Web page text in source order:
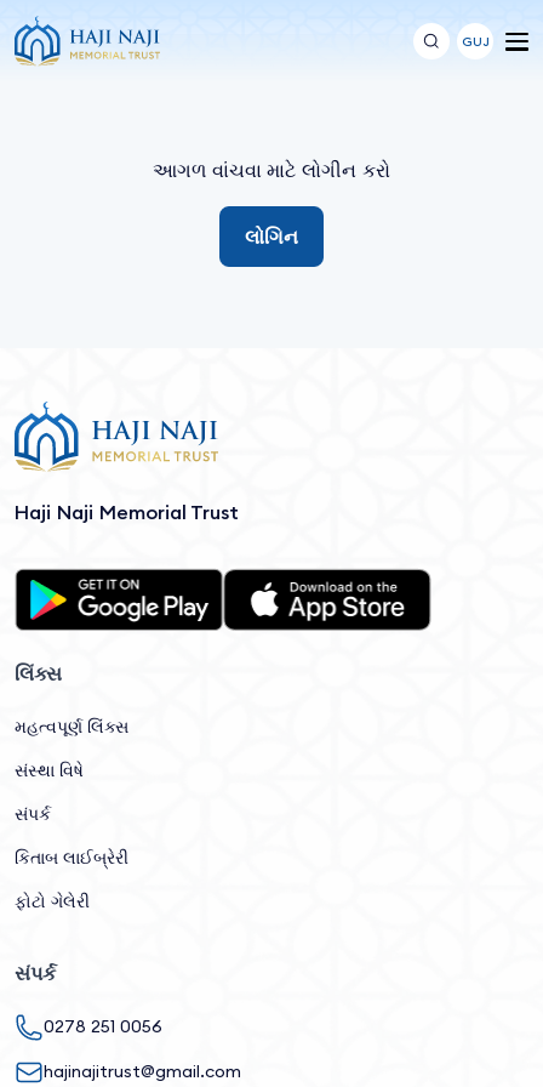
GUJ
આગળ વાંચવા માટે લોગીન કરો
લોગિન
Haji Naji Memorial Trust
લિંક્સ
મહત્વપૂર્ણ લિંક્સ
સંસ્થા વિષે
સંપર્ક
કિતાબ લાઈબ્રેરી
ફોટો ગેલેરી
સંપર્ક
0278 251 0056
hajinajitrust@gmail.com